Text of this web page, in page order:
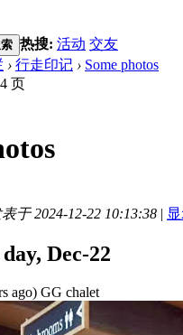
热搜: 活动 交友
› 行走印记 › Some photos
页
于 2024-12-22 10:13:38 |
Dec-22
ago) GG chalet